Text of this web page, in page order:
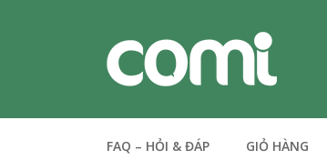
FAQ – HỎI & ĐÁP GIỎ HÀNG